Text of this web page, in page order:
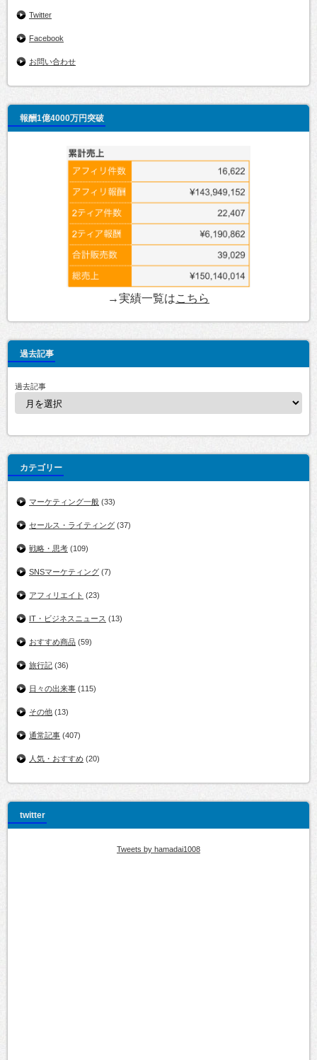
Twitter
Facebook
お問い合わせ
報酬1億4000万円突破
→実績一覧はこちら
過去記事
過去記事
カテゴリー
マーケティング一般 (33)
セールス・ライティング (37)
戦略・思考 (109)
SNSマーケティング (7)
アフィリエイト (23)
IT・ビジネスニュース (13)
おすすめ商品 (59)
旅行記 (36)
日々の出来事 (115)
その他 (13)
通常記事 (407)
人気・おすすめ (20)
twitter
Tweets by hamadai1008